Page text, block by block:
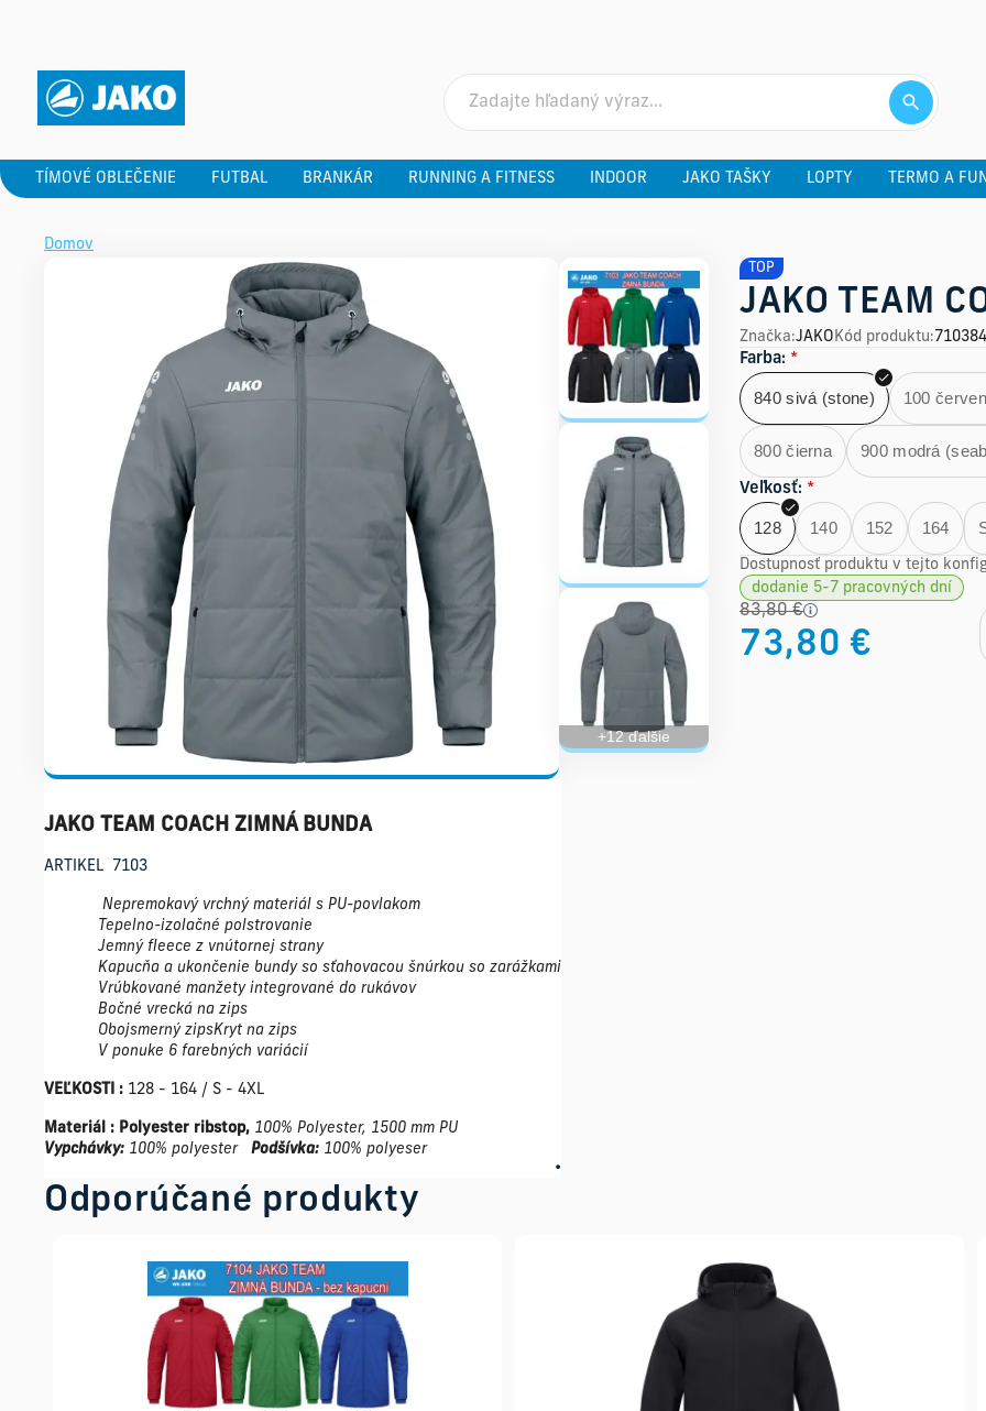
TÍMOVÉ OBLEČENIE FUTBAL BRANKÁR RUNNING A FITNESS INDOOR JAKO TAŠKY LOPTY TERMO A
Domov
+12 ďalšie
JAKO TEAM COACH ZIMNÁ BUNDA
ARTIKEL 7103
Nepremokavý vrchný materiál s PU-povlakom
Tepelno-izolačné polstrovanie
Jemný fleece z vnútornej strany
Kapucňa a ukončenie bundy so sťahovacou šnúrkou so zarážkami
Vrúbkované manžety integrované do rukávov
Bočné vrecká na zips
Obojsmerný zipsKryt na zips
V ponuke 6 farebných variácií
VEĽKOSTI : 128 - 164 / S - 4XL
Materiál : Polyester ribstop, 100% Polyester, 1500 mm PU
Vypchávky: 100% polyester Podšívka: 100% polyeser
TOP
JAKO TEAM
Značka:JAKOKód produktu:
Farba: *
840 sivá (stone) 100
800 čierna 900 modrá
Veľkosť: *
128 140 152 164
Dostupnosť produktu v tejto
dodanie 5-7 pracovných dní
83,80 €
73,80 €
Odporúčané produkty